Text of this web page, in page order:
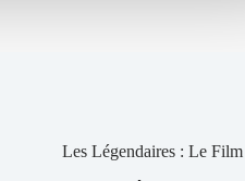
Les Légendaires : Le Film